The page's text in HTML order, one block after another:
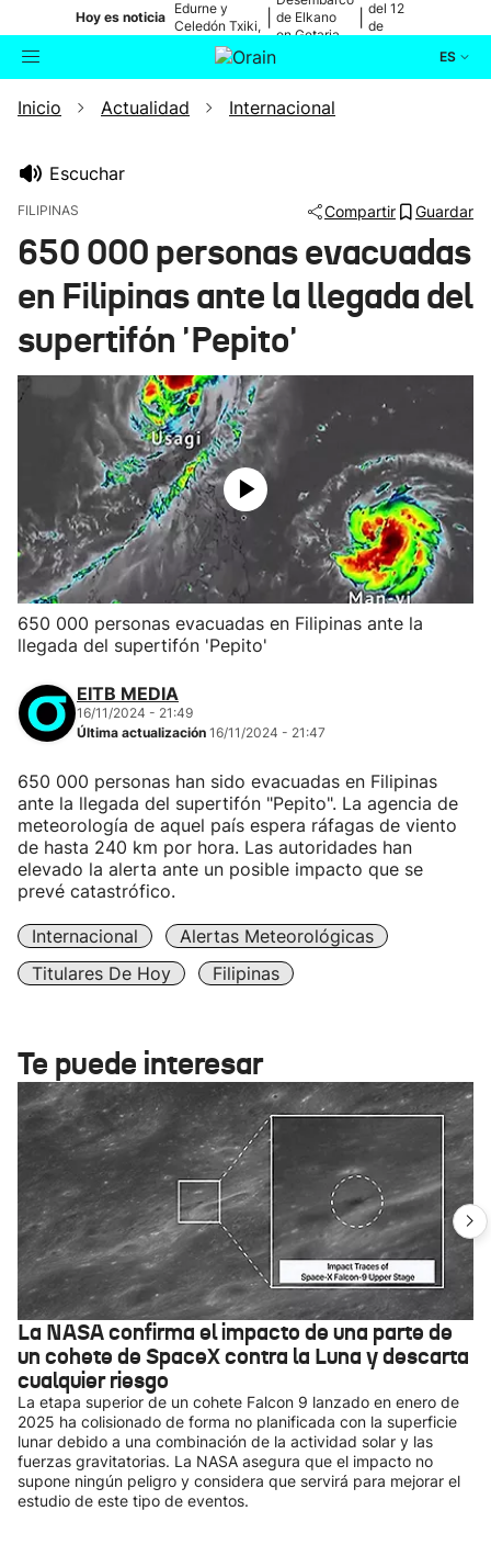
Hoy es noticia
Edurne y
Celedón Txiki,
en directo
de Elkano
en Getaria
del 12
de
ES
Buscador Actualidad
Ikusmiran
Eguraldia
Inicio Actualidad Internacional
Escuchar
FILIPINAS Compartir Guardar
650 000 personas evacuadas
en Filipinas ante la llegada del
supertifón 'Pepito'
650 000 personas evacuadas en Filipinas ante la
llegada del supertifón 'Pepito'
EITB MEDIA
16/11/2024 - 21:49
Última actualización 16/11/2024 - 21:47
650 000 personas han sido evacuadas en Filipinas
ante la llegada del supertifón "Pepito". La agencia de
meteorología de aquel país espera ráfagas de viento
de hasta 240 km por hora. Las autoridades han
elevado la alerta ante un posible impacto que se
prevé catastrófico.
Internacional
Alertas Meteorológicas
Titulares De Hoy
Filipinas
Te puede interesar
La NASA confirma el impacto de una parte de
un cohete de SpaceX contra la Luna y descarta
cualquier riesgo
La etapa superior de un cohete Falcon 9 lanzado en enero de
2025 ha colisionado de forma no planificada con la superficie
lunar debido a una combinación de la actividad solar y las
fuerzas gravitatorias. La NASA asegura que el impacto no
supone ningún peligro y considera que servirá para mejorar el
estudio de este tipo de eventos.